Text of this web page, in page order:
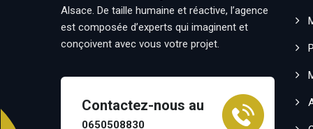
Alsace. De taille humaine et réactive, l’agence
est composée d’experts qui imaginent et
conçoivent avec vous votre projet.
Contactez-nous au
0650508830